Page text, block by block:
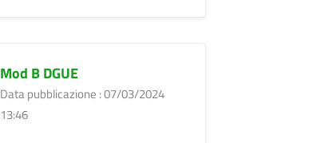
Mod B DGUE
Data pubblicazione : 07/03/2024
13:46